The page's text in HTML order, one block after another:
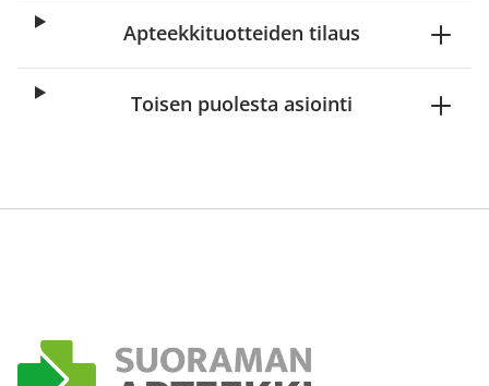
Apteekkituotteiden tilaus
Toisen puolesta asiointi